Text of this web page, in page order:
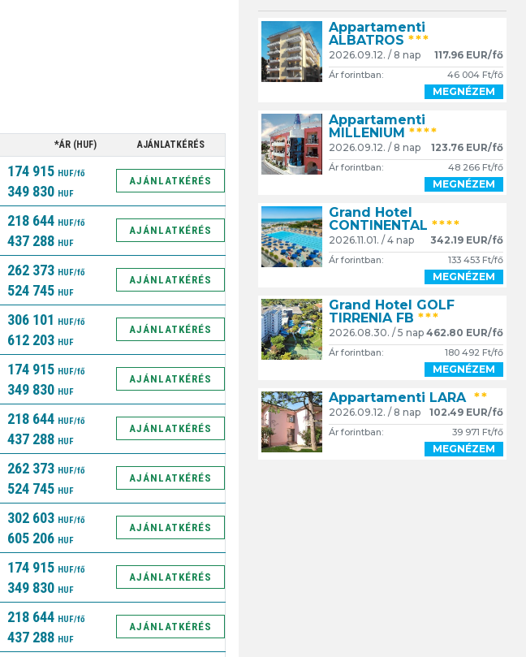
*ÁR (HUF) AJÁNLATKÉRÉS
174 915 HUF/fő
349 830 HUF
AJÁNLATKÉRÉS
218 644 HUF/fő
437 288 HUF
AJÁNLATKÉRÉS
262 373 HUF/fő
524 745 HUF
AJÁNLATKÉRÉS
306 101 HUF/fő
612 203 HUF
AJÁNLATKÉRÉS
174 915 HUF/fő
349 830 HUF
AJÁNLATKÉRÉS
218 644 HUF/fő
437 288 HUF
AJÁNLATKÉRÉS
262 373 HUF/fő
524 745 HUF
AJÁNLATKÉRÉS
302 603 HUF/fő
605 206 HUF
AJÁNLATKÉRÉS
174 915 HUF/fő
349 830 HUF
AJÁNLATKÉRÉS
218 644 HUF/fő
437 288 HUF
AJÁNLATKÉRÉS
Appartamenti
ALBATROS ***
2026.09.12. / 8 nap 117.96 EUR/fő
Ár forintban: 46 004 Ft/fő
MEGNÉZEM
Appartamenti
MILLENIUM ****
2026.09.12. / 8 nap 123.76 EUR/fő
Ár forintban: 48 266 Ft/fő
MEGNÉZEM
Grand Hotel
CONTINENTAL ****
2026.11.01. / 4 nap 342.19 EUR/fő
Ár forintban: 133 453 Ft/fő
MEGNÉZEM
Grand Hotel GOLF
TIRRENIA FB ***
2026.08.30. / 5 nap 462.80 EUR/fő
Ár forintban: 180 492 Ft/fő
MEGNÉZEM
Appartamenti LARA **
2026.09.12. / 8 nap 102.49 EUR/fő
Ár forintban: 39 971 Ft/fő
MEGNÉZEM